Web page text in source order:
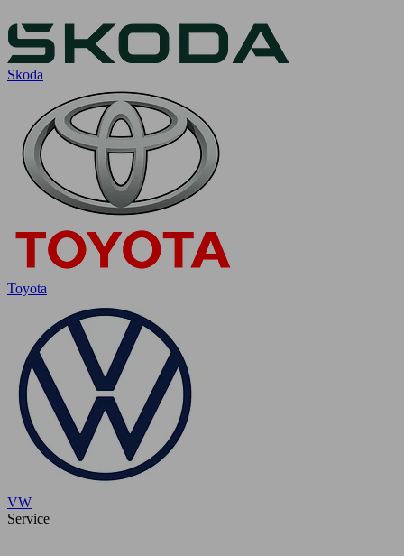
Skoda
Toyota
VW
Service